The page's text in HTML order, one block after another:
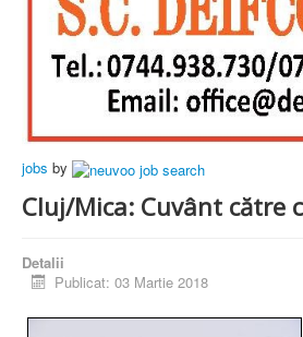
jobs by
Cluj/Mica: Cuvânt către
Detalii
Publicat: 03 Martie 2018